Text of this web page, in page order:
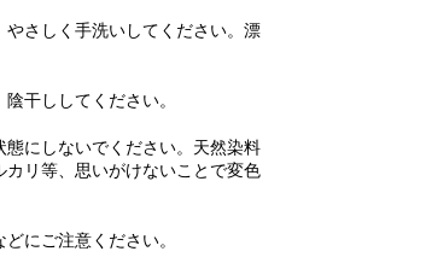
さしく手洗いしてください。漂
干ししてください。
にしないでください。天然染料
リ等、思いがけないことで変色
にご注意ください。